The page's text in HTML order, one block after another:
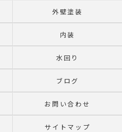
外壁塗装
内装
水回り
ブログ
お問い合わせ
サイトマップ